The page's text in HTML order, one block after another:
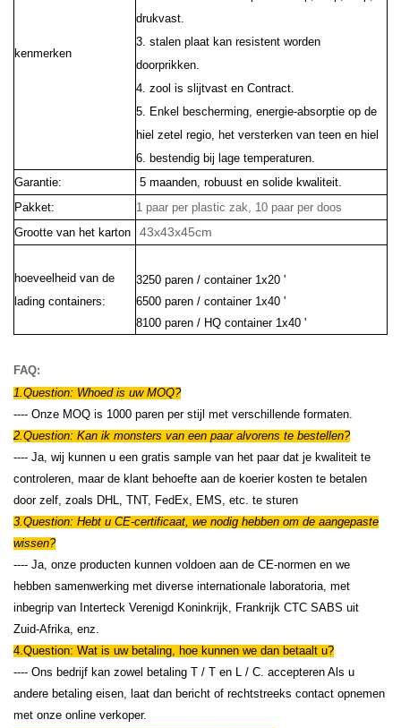
kenmerken
drukvast.
3. stalen plaat kan resistent worden
doorprikken.
4. zool is slijtvast en Contract.
5. Enkel bescherming, energie-absorptie op de
hiel zetel regio, het versterken van teen en hiel
6. bestendig bij lage temperaturen.
Garantie:
5 maanden, robuust en solide kwaliteit.
Pakket:
1 paar per plastic zak, 10 paar per doos
Grootte van het karton
43x43x45cm
hoeveelheid van de
lading containers:
3250 paren / container 1x20 '
6500 paren / container 1x40 '
8100 paren / HQ container 1x40 '
FAQ:
1.Question: Whoed is uw MOQ?
---- Onze MOQ is 1000 paren per stijl met verschillende formaten.
2.Question: Kan ik monsters van een paar alvorens te bestellen?
---- Ja, wij kunnen u een gratis sample van het paar dat je kwaliteit te
controleren, maar de klant behoefte aan de koerier kosten te betalen
door zelf, zoals DHL, TNT, FedEx, EMS, etc. te sturen
3.Question: Hebt u CE-certificaat, we nodig hebben om de aangepaste
wissen?
---- Ja, onze producten kunnen voldoen aan de CE-normen en we
hebben samenwerking met diverse internationale laboratoria, met
inbegrip van Interteck Verenigd Koninkrijk, Frankrijk CTC SABS uit
Zuid-Afrika, enz.
4.Question: Wat is uw betaling, hoe kunnen we dan betaalt u?
---- Ons bedrijf kan zowel betaling T / T en L / C. accepteren Als u
andere betaling eisen, laat dan bericht of rechtstreeks contact opnemen
met onze online verkoper.